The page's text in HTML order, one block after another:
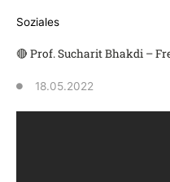
Soziales
🔴 Prof. Sucharit Bhakdi –
18.05.2022